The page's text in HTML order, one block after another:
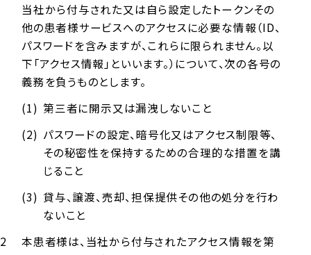
当社から付与された又は自ら設定したトークンその
他の患者様サービスへのアクセスに必要な情報（ID、
パスワードを含みますが、これらに限られません。以
下「アクセス情報」といいます。）について、次の各号の
義務を負うものとします。
第三者に開示又は漏洩しないこと
パスワードの設定、暗号化又はアクセス制限等、
その秘密性を保持するための合理的な措置を講
じること
貸与、譲渡、売却、担保提供その他の処分を行わ
ないこと
本患者様は、当社から付与されたアクセス情報を第